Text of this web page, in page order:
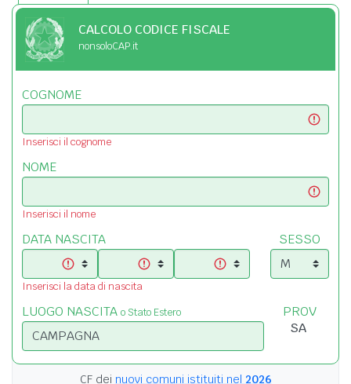
CALCOLO CODICE FISCALE
nonsoloCAP.it
COGNOME
Inserisci il cognome
NOME
Inserisci il nome
DATA NASCITA
Inserisci la data di nascita
SESSO
LUOGO NASCITA o Stato Estero PROV
CF dei nuovi comuni istituiti nel 2026